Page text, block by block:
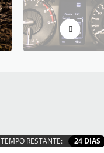
TEMPO RESTANTE: 24 DIAS